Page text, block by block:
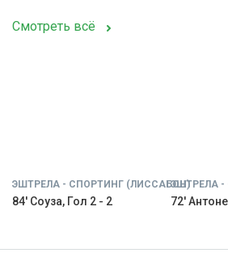
Смотреть всё
ЭШТРЕЛА - СПОРТИНГ (ЛИССАБОН)
84' Соуза, Гол 2 - 2
ЭШТРЕЛА -
72'